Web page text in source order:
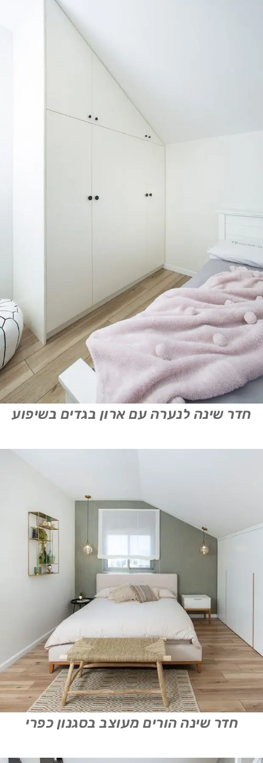
חדר שינה לנערה עם ארון בגדים בשיפוע
חדר שינה הורים מעוצב בסגנון כפרי